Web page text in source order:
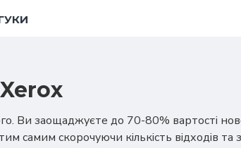
Ви заощаджуєте до 70-80% вартості
самим скорочуючи кількість відходів